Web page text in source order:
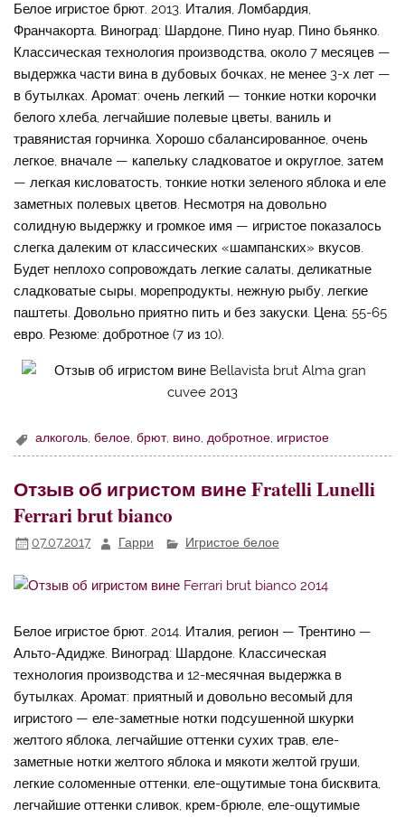
Белое игристое брют. 2013. Италия, Ломбардия,
Франчакорта. Виноград: Шардоне, Пино нуар, Пино бьянко.
Классическая технология производства, около 7 месяцев —
выдержка части вина в дубовых бочках, не менее 3-х лет —
в бутылках. Аромат: очень легкий — тонкие нотки корочки
белого хлеба, легчайшие полевые цветы, ваниль и
травянистая горчинка. Хорошо сбалансированное, очень
легкое, вначале — капельку сладковатое и округлое, затем
— легкая кисловатость, тонкие нотки зеленого яблока и еле
заметных полевых цветов. Несмотря на довольно
солидную выдержку и громкое имя — игристое показалось
слегка далеким от классических «шампанских» вкусов.
Будет неплохо сопровождать легкие салаты, деликатные
сладковатые сыры, морепродукты, нежную рыбу, легкие
паштеты. Довольно приятно пить и без закуски. Цена: 55-65
евро. Резюме: добротное (7 из 10).
алкоголь,белое,брют, вино,добротное, игристое
Отзыв об игристом вине Fratelli Lunelli
Ferrari brut bianco
07.07.2017 Гарри Игристое белое
Белое игристое брют. 2014. Италия, регион — Трентино —
Альто-Адидже. Виноград: Шардоне. Классическая
технология производства и 12-месячная выдержка в
бутылках. Аромат: приятный и довольно весомый для
игристого — еле-заметные нотки подсушенной шкурки
желтого яблока, легчайшие оттенки сухих трав, еле-
заметные нотки желтого яблока и мякоти желтой груши,
легкие соломенные оттенки, еле-ощутимые тона бисквита,
легчайшие оттенки сливок, крем-брюле, еле-ощутимые